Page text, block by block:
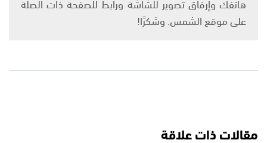
على موقع الشمس. وشكرًا!
مقالات ذات علاقة